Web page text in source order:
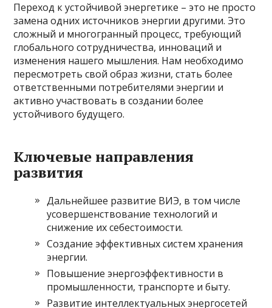
Переход к устойчивой энергетике – это не просто
замена одних источников энергии другими. Это
сложный и многогранный процесс, требующий
глобального сотрудничества, инноваций и
изменения нашего мышления. Нам необходимо
пересмотреть свой образ жизни, стать более
ответственными потребителями энергии и
активно участвовать в создании более
устойчивого будущего.
Ключевые направления
развития
Дальнейшее развитие ВИЭ, в том числе
усовершенствование технологий и
снижение их себестоимости.
Создание эффективных систем хранения
энергии.
Повышение энергоэффективности в
промышленности, транспорте и быту.
Развитие интеллектуальных энергосетей